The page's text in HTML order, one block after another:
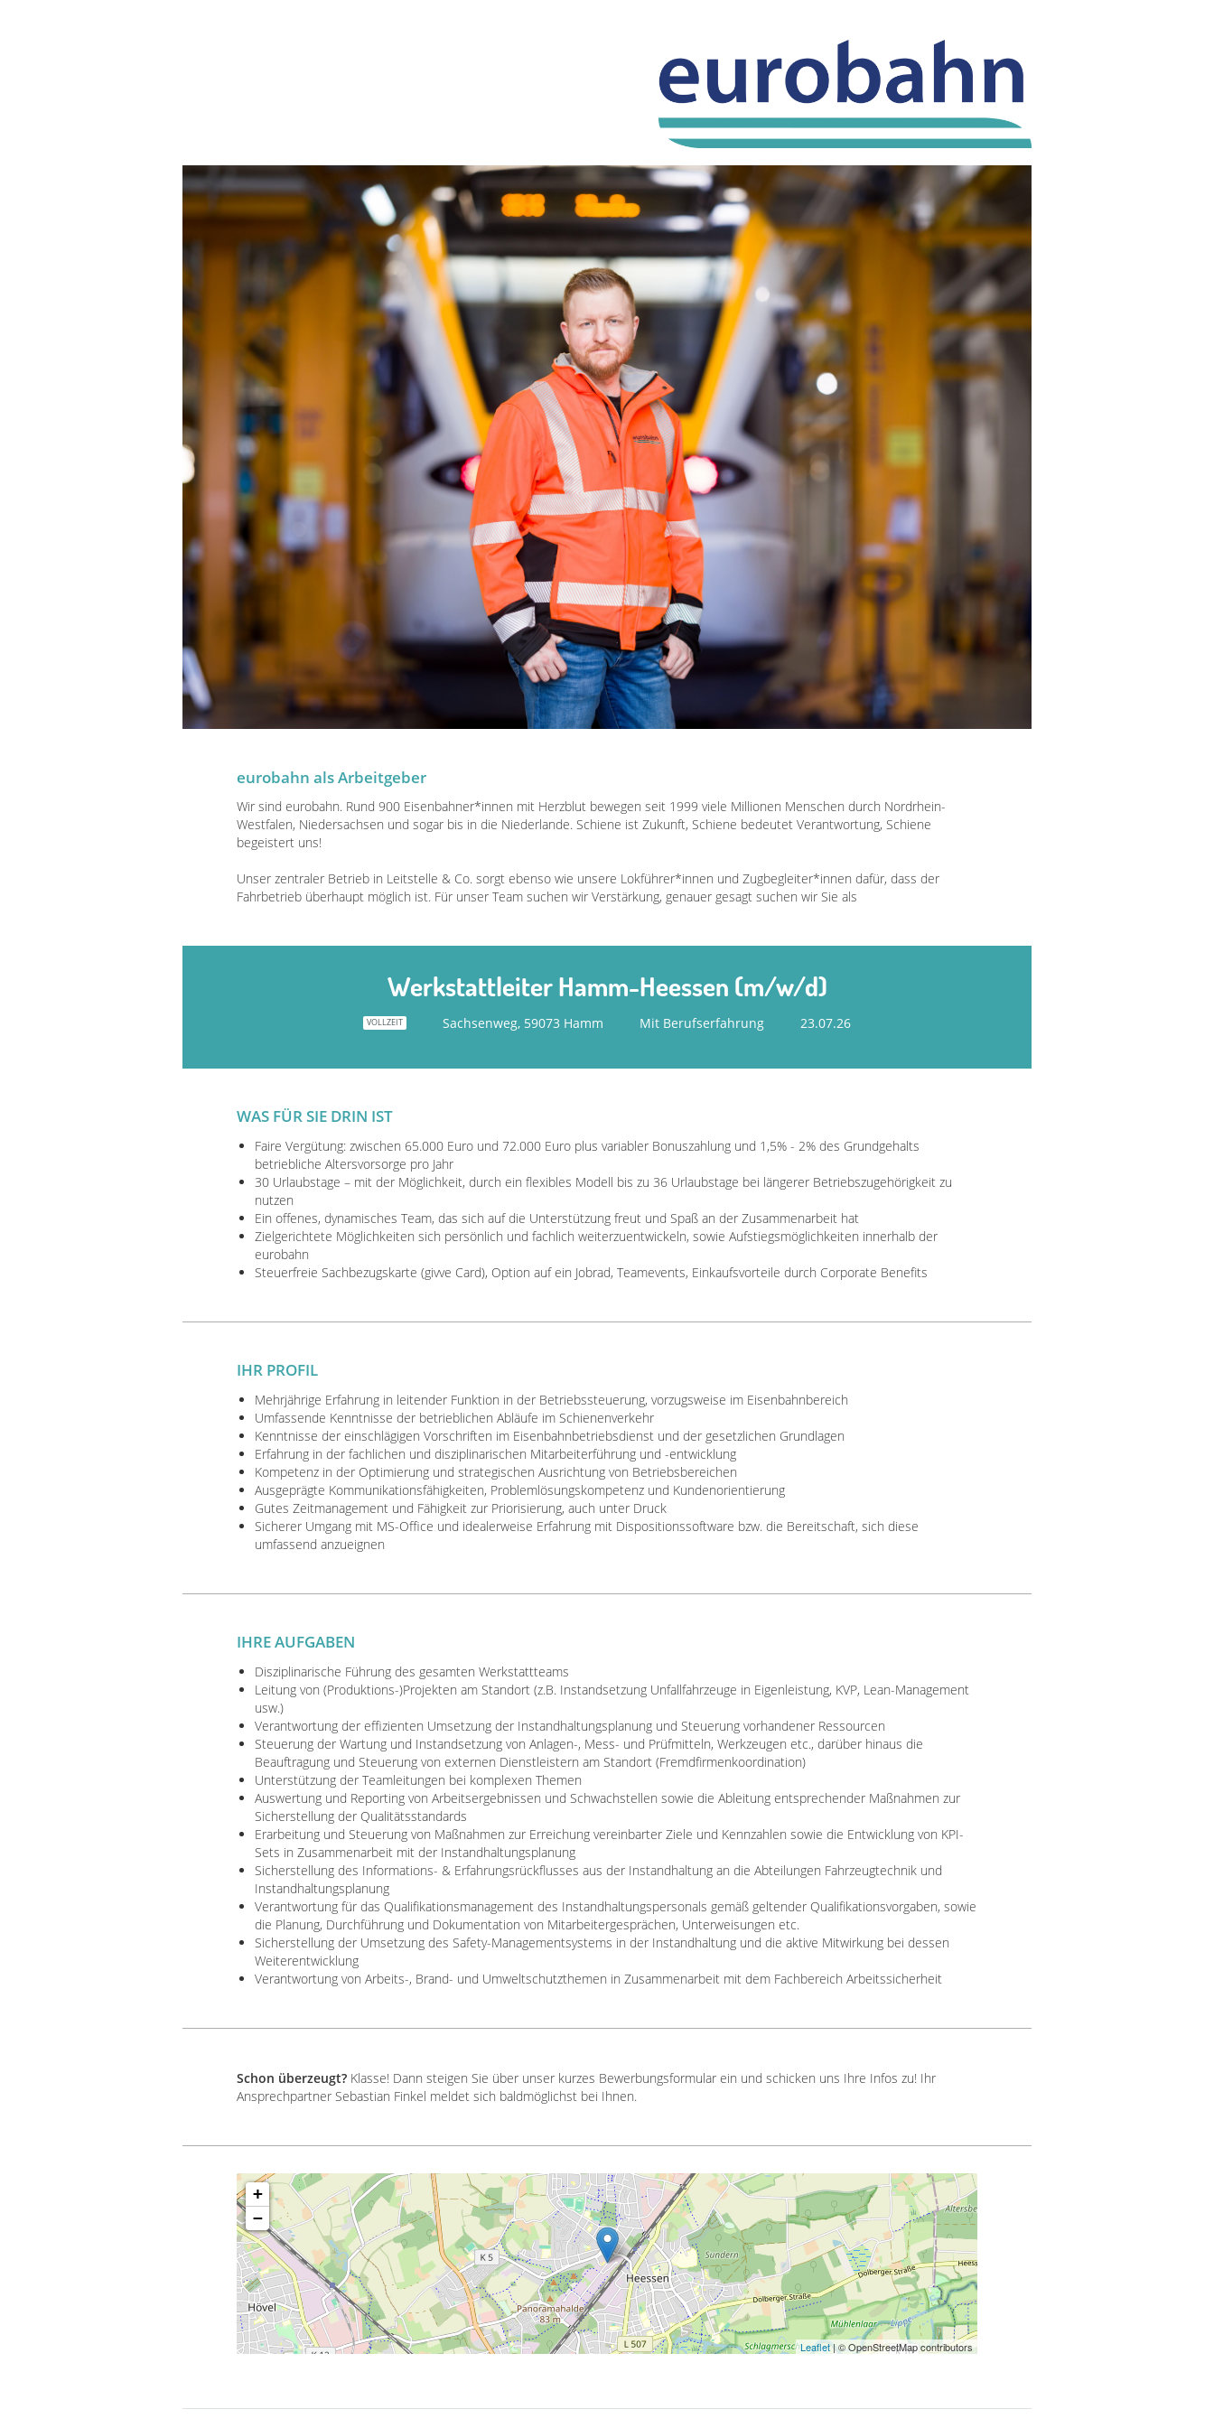
eurobahn als Arbeitgeber
Wir sind eurobahn. Rund 900 Eisenbahner*innen mit Herzblut bewegen seit 1999 viele Millionen Menschen durch Nordrhein-
Westfalen, Niedersachsen und sogar bis in die Niederlande. Schiene ist Zukunft, Schiene bedeutet Verantwortung, Schiene
begeistert uns!
Unser zentraler Betrieb in Leitstelle & Co. sorgt ebenso wie unsere Lokführer*innen und Zugbegleiter*innen dafür, dass der
Fahrbetrieb überhaupt möglich ist. Für unser Team suchen wir Verstärkung, genauer gesagt suchen wir Sie als
Werkstattleiter Hamm-Heessen (m/w/d)
VOLLZEIT Sachsenweg, 59073 Hamm Mit Berufserfahrung 23.07.26
WAS FÜR SIE DRIN IST
Faire Vergütung: zwischen 65.000 Euro und 72.000 Euro plus variabler Bonuszahlung und 1,5% - 2% des Grundgehalts
betriebliche Altersvorsorge pro Jahr
30 Urlaubstage – mit der Möglichkeit, durch ein flexibles Modell bis zu 36 Urlaubstage bei längerer Betriebszugehörigkeit zu
nutzen
Ein offenes, dynamisches Team, das sich auf die Unterstützung freut und Spaß an der Zusammenarbeit hat
Zielgerichtete Möglichkeiten sich persönlich und fachlich weiterzuentwickeln, sowie Aufstiegsmöglichkeiten innerhalb der
eurobahn
Steuerfreie Sachbezugskarte (givve Card), Option auf ein Jobrad, Teamevents, Einkaufsvorteile durch Corporate Benefits
IHR PROFIL
Mehrjährige Erfahrung in leitender Funktion in der Betriebssteuerung, vorzugsweise im Eisenbahnbereich
Umfassende Kenntnisse der betrieblichen Abläufe im Schienenverkehr
Kenntnisse der einschlägigen Vorschriften im Eisenbahnbetriebsdienst und der gesetzlichen Grundlagen
Erfahrung in der fachlichen und disziplinarischen Mitarbeiterführung und -entwicklung
Kompetenz in der Optimierung und strategischen Ausrichtung von Betriebsbereichen
Ausgeprägte Kommunikationsfähigkeiten, Problemlösungskompetenz und Kundenorientierung
Gutes Zeitmanagement und Fähigkeit zur Priorisierung, auch unter Druck
Sicherer Umgang mit MS-Office und idealerweise Erfahrung mit Dispositionssoftware bzw. die Bereitschaft, sich diese
umfassend anzueignen
IHRE AUFGABEN
Disziplinarische Führung des gesamten Werkstattteams
Leitung von (Produktions-)Projekten am Standort (z.B. Instandsetzung Unfallfahrzeuge in Eigenleistung, KVP, Lean-Management
usw.)
Verantwortung der effizienten Umsetzung der Instandhaltungsplanung und Steuerung vorhandener Ressourcen
Steuerung der Wartung und Instandsetzung von Anlagen-, Mess- und Prüfmitteln, Werkzeugen etc., darüber hinaus die
Beauftragung und Steuerung von externen Dienstleistern am Standort (Fremdfirmenkoordination)
Unterstützung der Teamleitungen bei komplexen Themen
Auswertung und Reporting von Arbeitsergebnissen und Schwachstellen sowie die Ableitung entsprechender Maßnahmen zur
Sicherstellung der Qualitätsstandards
Erarbeitung und Steuerung von Maßnahmen zur Erreichung vereinbarter Ziele und Kennzahlen sowie die Entwicklung von KPI-
Sets in Zusammenarbeit mit der Instandhaltungsplanung
Sicherstellung des Informations- & Erfahrungsrückflusses aus der Instandhaltung an die Abteilungen Fahrzeugtechnik und
Instandhaltungsplanung
Verantwortung für das Qualifikationsmanagement des Instandhaltungspersonals gemäß geltender Qualifikationsvorgaben, sowie
die Planung, Durchführung und Dokumentation von Mitarbeitergesprächen, Unterweisungen etc.
Sicherstellung der Umsetzung des Safety-Managementsystems in der Instandhaltung und die aktive Mitwirkung bei dessen
Weiterentwicklung
Verantwortung von Arbeits-, Brand- und Umweltschutzthemen in Zusammenarbeit mit dem Fachbereich Arbeitssicherheit
Schon überzeugt? Klasse! Dann steigen Sie über unser kurzes Bewerbungsformular ein und schicken uns Ihre Infos zu! Ihr
Ansprechpartner Sebastian Finkel meldet sich baldmöglichst bei Ihnen.
+
−
Leaflet| © OpenStreetMap contributors